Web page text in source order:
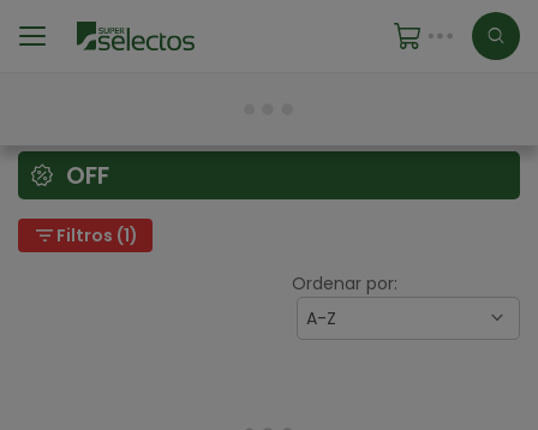
OFF
filter_list Filtros (1)
Ordenar por:
A-Z